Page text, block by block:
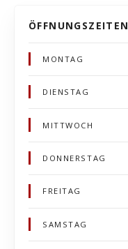
ÖFFNUNGSZEITEN
MONTAG
DIENSTAG
MITTWOCH
DONNERSTAG
FREITAG
SAMSTAG